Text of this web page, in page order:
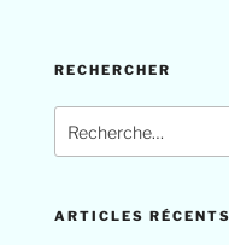
RECHERCHER
ARTICLES RÉCENTS